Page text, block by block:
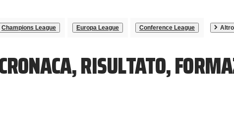
Champions League Europa League Conference League Altro
RISULTATO,